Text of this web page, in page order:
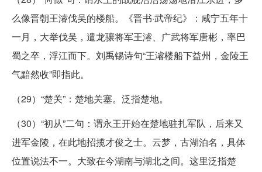
么像晋朝王濬伐吴的楼船。《晋书·武帝纪》：咸宁五年十
一月，大举伐吴，遣龙骧将军王濬、广武将军唐彬，率巴
蜀之卒，浮江而下。刘禹锡诗句“王濬楼船下益州，金陵王
气黯然收”即指此。
（29）“楚关”：楚地关塞。泛指楚地。
（30）“初从”二句：谓永王开始在楚地驻扎军队，后来又
进军金陵，在此地招揽才俊之士。云梦，古湖泊名，具体
位置说法不一。大致在今湖南与湖北之间。这里泛指楚